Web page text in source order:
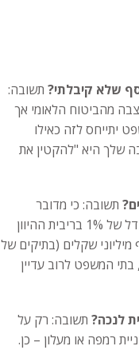
שלא קיבלתי? תשובה:
מהביטוח הלאומי אך
יתייחס לזה כאילו
שלך היא "להקטין את
תשובה: כי מדובר
בהכפלה של סכומים לאורך עשרות שנים. הבדל של 1% בריבית ההיוון
מיליוני שקלים (בתיקים של
המשפט לרוב עדיין
לנכה? תשובה: רק על
רמפה או מעלון – כן.